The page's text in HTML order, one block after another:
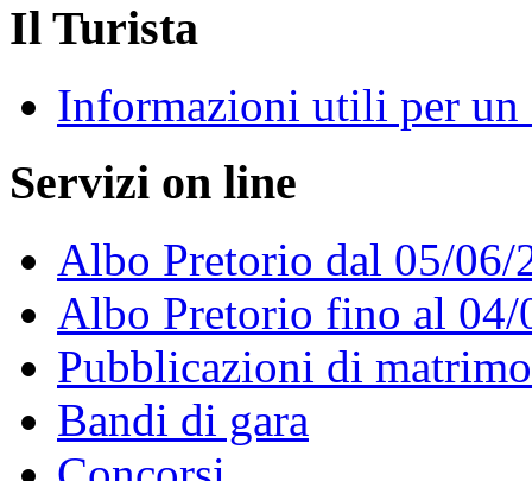
Il Turista
Informazioni utili per un
Servizi on line
Albo Pretorio dal 05/06/
Albo Pretorio fino al 04/
Pubblicazioni di
Bandi di gara